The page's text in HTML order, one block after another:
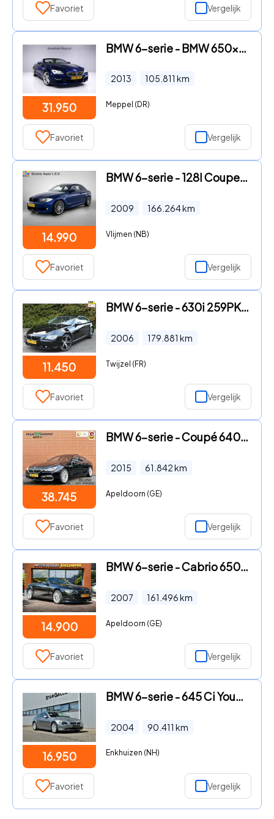
Favoriet Vergelijk
31.950
BMW 6-serie - BMW 650xi M-Sport*B&OSound*Trekhaak*NightVision*HUD*PDC*LED
2013 105.811 km
Meppel (DR)
Favoriet Vergelijk
14.990
BMW 6-serie - 128I Coupe Automaat Cilinder 234PK / Lmv. 19" / Airco / Lede
2009 166.264km
Vlijmen (NB)
Favoriet Vergelijk
11.450
BMW 6-serie - 630i 259PK | Automatische Airco | Cruise Control | LMV | Ele
2006 179.881 km
Twijzel (FR)
Favoriet Vergelijk
38.745
BMW 6-serie - Coupé 640i High Executive | 320 PK! | Panoramadak | Leder |
2015 61.842km
Apeldoorn (GE)
Favoriet Vergelijk
14.900
BMW 6-serie - Cabrio 650i Automaat Navigatie PDC Cruise HUD Memory Leer Cl
2007 161.496km
Apeldoorn (GE)
Favoriet Vergelijk
16.950
BMW 6-serie - 645 Ci Youngtimer 90411km BTW auto
2004 90.411 km
Enkhuizen (NH)
Favoriet Vergelijk